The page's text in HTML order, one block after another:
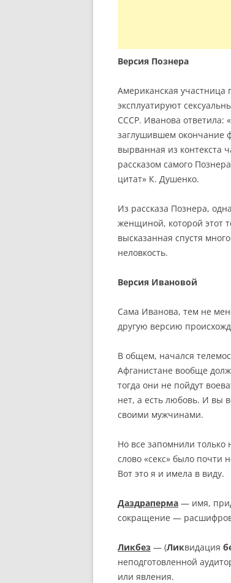
Версия Познера
Американская
эксплуатируют
СССР. Иванова ответила:
заглушившем окончание
вырванная из контекста
рассказом самого
цитат» К. Душенко.
Из рассказа Познера,
женщиной, которой этот
высказанная спустя
неловкость.
Версия Ивановой
Сама Иванова, тем не
другую версию
В общем, начался
Афганистане вообще
тогда они не пойдут
нет, а есть любовь. И вы
своими мужчинами.
Но все запомнили только
слово «секс» было
Вот это я и имела в виду.
Даздраперма — имя,
сокращение —
Ликбез — (Ликвидация
неподготовленной
или явления.